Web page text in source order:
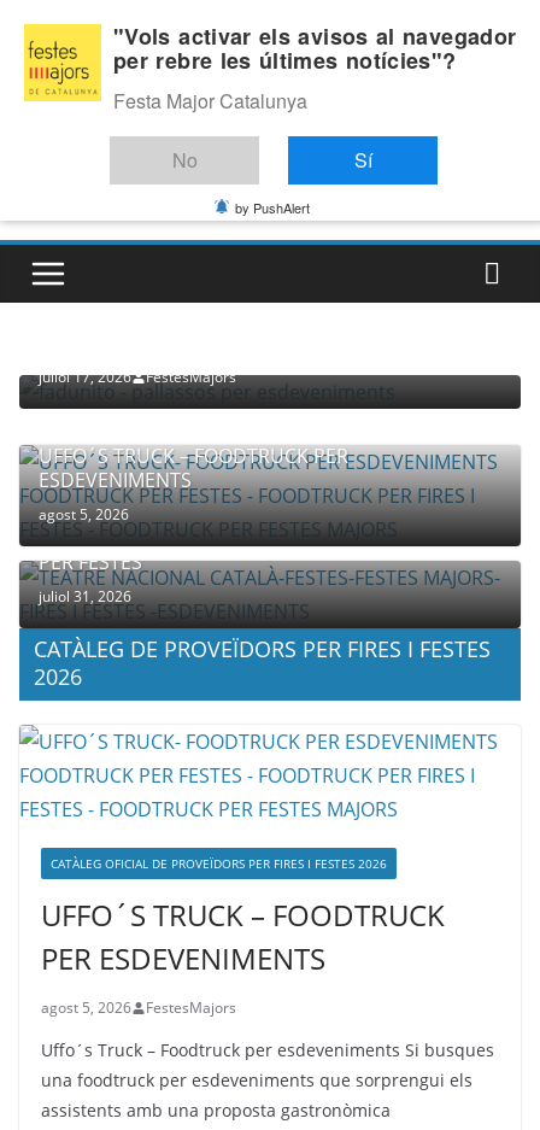
content
Diumenge, agost 9, 2026
Última:
juliol 17, 2026 FestesMajors
UFFO´S TRUCK – FOODTRUCK PER
ESDEVENIMENTS
agost 5, 2026
COMPANYIA TENAC – TEATRE NACIONAL CATALÀ
PER FESTES
juliol 31, 2026
CATÀLEG DE PROVEÏDORS PER FIRES I FESTES
2026
CATÀLEG OFICIAL DE PROVEÏDORS PER FIRES I FESTES 2026
UFFO´S TRUCK – FOODTRUCK
PER ESDEVENIMENTS
agost 5, 2026 FestesMajors
Uffo´s Truck – Foodtruck per esdeveniments Si busques
una foodtruck per esdeveniments que sorprengui els
assistents amb una proposta gastronòmica
"Vols activar els avisos al navegador
per rebre les últimes notícies"?
Festa Major Catalunya
No Sí
by PushAlert